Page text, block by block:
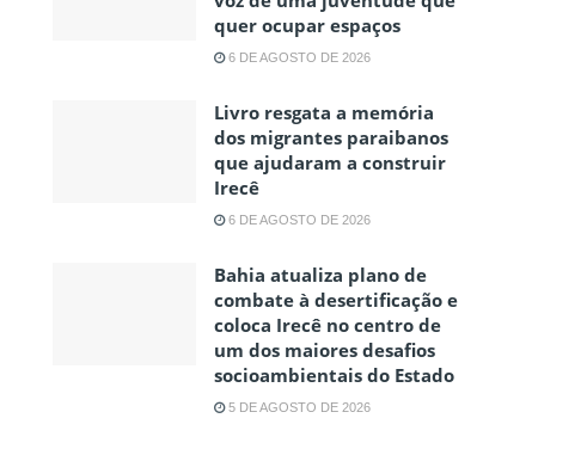
quer ocupar espaços
6 DE AGOSTO DE 2026
Livro resgata a memória
dos migrantes paraibanos
que ajudaram a construir
Irecê
6 DE AGOSTO DE 2026
Bahia atualiza plano de
combate à desertificação e
coloca Irecê no centro de
um dos maiores desafios
socioambientais do Estado
5 DE AGOSTO DE 2026